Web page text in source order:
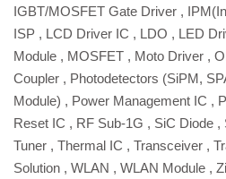
IGBT/MOSFET Gate Driver ,
ISP , LCD Driver IC , LDO , LED
Module , MOSFET , Moto Driver ,
Coupler , Photodetectors (SiPM,
Module) , Power Management IC ,
Reset IC , RF Sub-1G , SiC Diode ,
Tuner , Thermal IC , Transceiver ,
Solution , WLAN , WLAN Module ,